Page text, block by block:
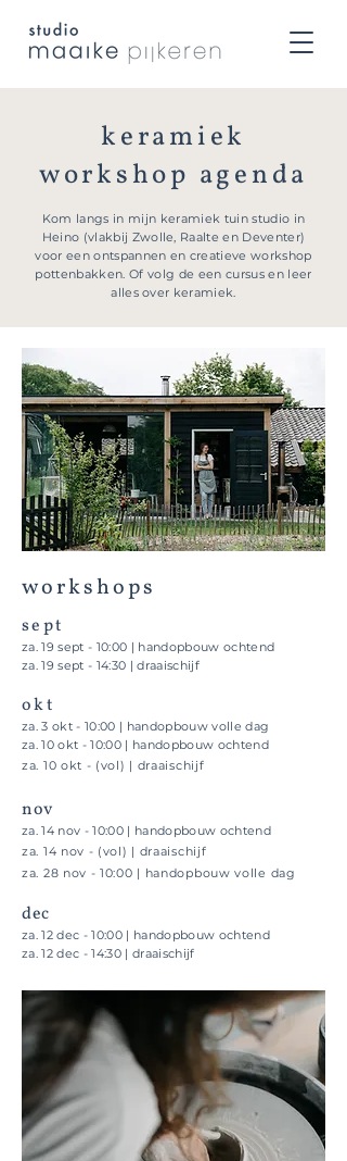
keramiek
workshop agenda
Kom langs in mijn keramiek tuin studio in
Heino (vlakbij Zwolle, Raalte en Deventer)
voor een ontspannen en creatieve workshop
pottenbakken. Of volg de een cursus en leer
alles over keramiek.
workshops
sept
za. 19 sept - 10:00 | handopbouw ochtend
za. 19 sept - 14:30 | draaischijf
okt
za. 3 okt - 10:00 | handopbouw volle dag
za. 10 okt - 10:00 | handopbouw ochtend
za. 10 okt - (vol) | draaischijf
nov
za. 14 nov - 10:00 | handopbouw ochtend
za. 14 nov - (vol) | draaischijf
za. 28 nov - 10:00 | handopbouw volle dag
dec
za. 12 dec - 10:00 | handopbouw ochtend
za. 12 dec - 14:30 | draaischijf